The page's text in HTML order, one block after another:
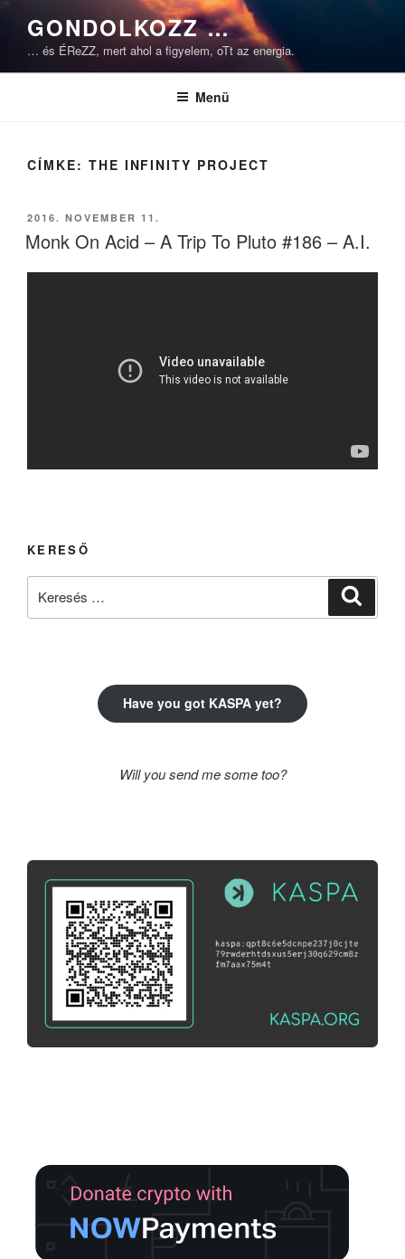
Tartalomhoz
GONDOLKOZZ …
… és ÉReZZ, mert ahol a figyelem, oTt az energia.
Menü
CÍMKE: THE INFINITY PROJECT
BEKÜLDVE:
2016. NOVEMBER 11.
Monk On Acid – A Trip To Pluto #186 – A.I.
KERESŐ
Have you got KASPA yet?
Will you send me some too?